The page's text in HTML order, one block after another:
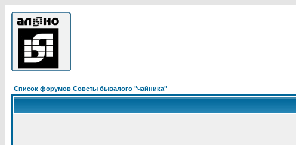
Список форумов Советы бывалого "чайника"